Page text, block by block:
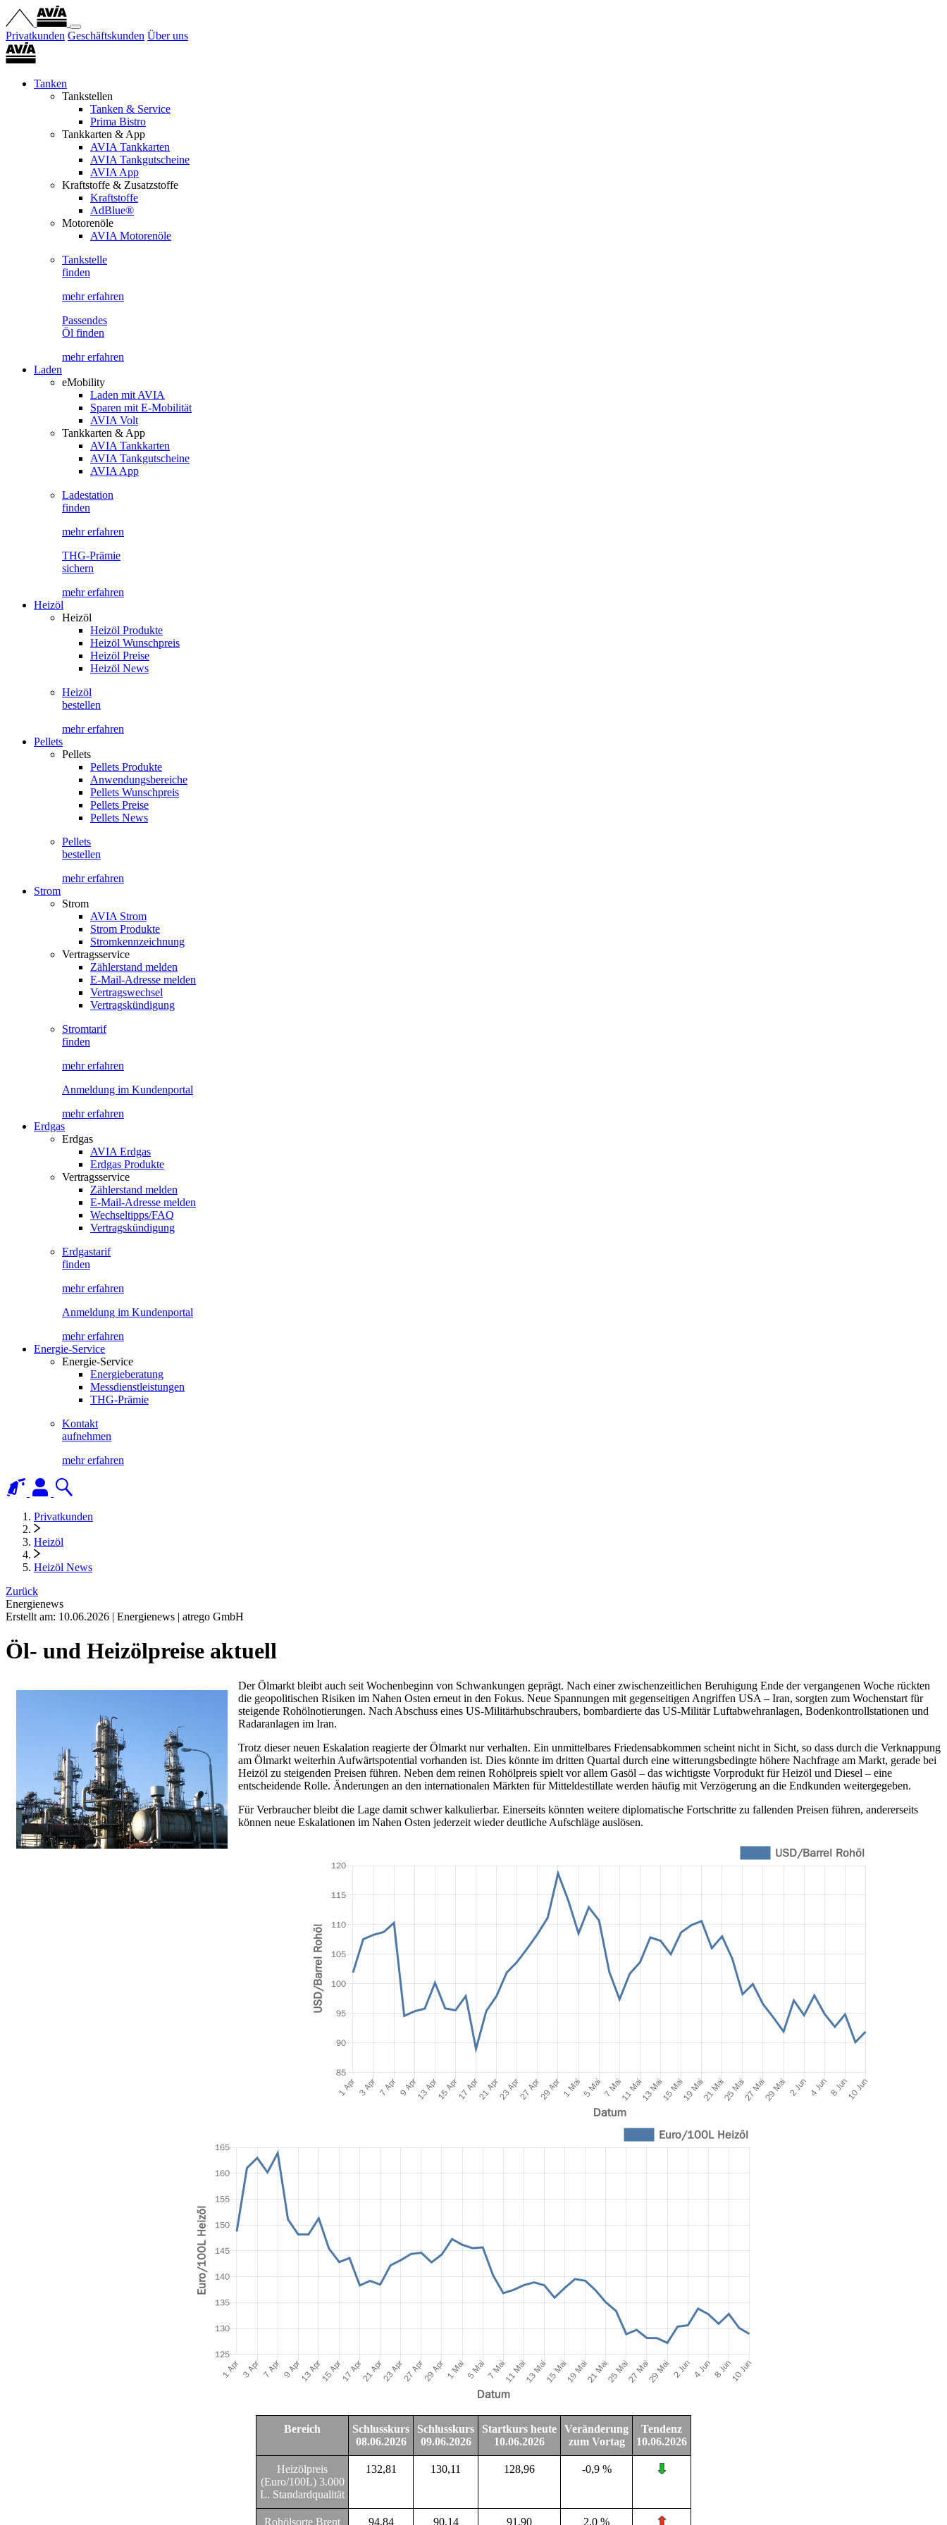
Privatkunden Geschäftskunden Über uns
Tanken
Tankstellen
Tanken & Service
Prima Bistro
Tankkarten & App
AVIA Tankkarten
AVIA Tankgutscheine
AVIA App
Kraftstoffe & Zusatzstoffe
Kraftstoffe
AdBlue®
Motorenöle
AVIA Motorenöle
Tankstelle
finden
mehr erfahren
Passendes
Öl finden
mehr erfahren
Laden
eMobility
Laden mit AVIA
Sparen mit E-Mobilität
AVIA Volt
Tankkarten & App
AVIA Tankkarten
AVIA Tankgutscheine
AVIA App
Ladestation
finden
mehr erfahren
THG-Prämie
sichern
mehr erfahren
Heizöl
Heizöl
Heizöl Produkte
Heizöl Wunschpreis
Heizöl Preise
Heizöl News
Heizöl
bestellen
mehr erfahren
Pellets
Pellets
Pellets Produkte
Anwendungsbereiche
Pellets Wunschpreis
Pellets Preise
Pellets News
Pellets
bestellen
mehr erfahren
Strom
Strom
AVIA Strom
Strom Produkte
Stromkennzeichnung
Vertragsservice
Zählerstand melden
E-Mail-Adresse melden
Vertragswechsel
Vertragskündigung
Stromtarif
finden
mehr erfahren
Anmeldung im Kundenportal
mehr erfahren
Erdgas
Erdgas
AVIA Erdgas
Erdgas Produkte
Vertragsservice
Zählerstand melden
E-Mail-Adresse melden
Wechseltipps/FAQ
Vertragskündigung
Erdgastarif
finden
mehr erfahren
Anmeldung im Kundenportal
mehr erfahren
Energie-Service
Energie-Service
Energieberatung
Messdienstleistungen
THG-Prämie
Kontakt
aufnehmen
mehr erfahren
Privatkunden
Heizöl
Heizöl News
Zurück
Energienews
Erstellt am: 10.06.2026 | Energienews | atrego GmbH
Öl- und Heizölpreise aktuell
Der Ölmarkt bleibt auch seit Wochenbeginn von Schwankungen geprägt. Nach einer zwischenzeitlichen Beruhigung Ende der vergangenen Woche rückten
die geopolitischen Risiken im Nahen Osten erneut in den Fokus. Neue Spannungen mit gegenseitigen Angriffen USA – Iran, sorgten zum Wochenstart für
steigende Rohölnotierungen. Nach Abschuss eines US-Militärhubschraubers, bombardierte das US-Militär Luftabwehranlagen, Bodenkontrollstationen und
Radaranlagen im Iran.
Trotz dieser neuen Eskalation reagierte der Ölmarkt nur verhalten. Ein unmittelbares Friedensabkommen scheint nicht in Sicht, so dass durch die Verknappung
am Ölmarkt weiterhin Aufwärtspotential vorhanden ist. Dies könnte im dritten Quartal durch eine witterungsbedingte höhere Nachfrage am Markt, gerade bei
Heizöl zu steigenden Preisen führen. Neben dem reinen Rohölpreis spielt vor allem Gasöl – das wichtigste Vorprodukt für Heizöl und Diesel – eine
entscheidende Rolle. Änderungen an den internationalen Märkten für Mitteldestillate werden häufig mit Verzögerung an die Endkunden weitergegeben.
Für Verbraucher bleibt die Lage damit schwer kalkulierbar. Einerseits könnten weitere diplomatische Fortschritte zu fallenden Preisen führen, andererseits
können neue Eskalationen im Nahen Osten jederzeit wieder deutliche Aufschläge auslösen.
Bereich
Schlusskurs
08.06.2026
Schlusskurs
09.06.2026
Startkurs heute
10.06.2026
Veränderung
zum Vortag
Tendenz
10.06.2026
Heizölpreis
(Euro/100L) 3.000
L. Standardqualität
132,81 130,11 128,96 -0,9 %
Rohölsorte Brent 94,84 90,14 91,90 2,0 %